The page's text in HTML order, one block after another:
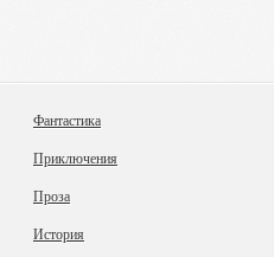
Фантастика
Приключения
Проза
История